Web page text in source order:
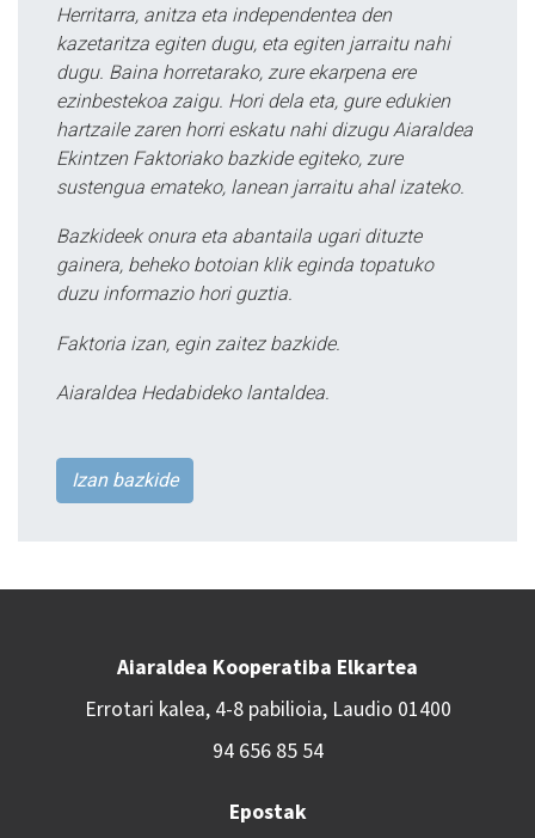
Herritarra, anitza eta independentea den
kazetaritza egiten dugu, eta egiten jarraitu nahi
dugu. Baina horretarako, zure ekarpena ere
ezinbestekoa zaigu. Hori dela eta, gure edukien
hartzaile zaren horri eskatu nahi dizugu Aiaraldea
Ekintzen Faktoriako bazkide egiteko, zure
sustengua emateko, lanean jarraitu ahal izateko.
Bazkideek onura eta abantaila ugari dituzte
gainera, beheko botoian klik eginda topatuko
duzu informazio hori guztia.
Faktoria izan, egin zaitez bazkide.
Aiaraldea Hedabideko lantaldea.
Izan bazkide
Aiaraldea Kooperatiba Elkartea
Errotari kalea, 4-8 pabilioia, Laudio 01400
94 656 85 54
Epostak